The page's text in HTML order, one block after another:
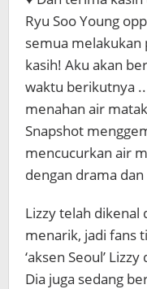
Ryu Soo Young
semua melakukan
kasih! Aku akan
waktu berikutnya
menahan air
Snapshot
mencucurkan air
dengan drama
Lizzy telah dikenal
menarik, jadi fans
‘aksen Seoul’
Dia juga sedang